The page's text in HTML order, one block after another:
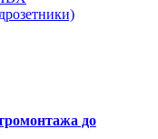
до